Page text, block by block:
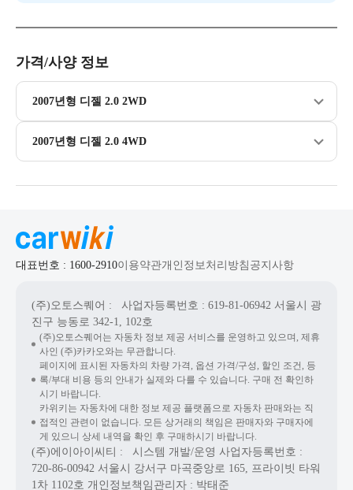
가격/사양 정보
2007년형 디젤 2.0 2WD
2007년형 디젤 2.0 4WD
대표번호 : 1600-2910이용약관개인정보처리방침 공지사항
(주)오토스퀘어 : 사업자등록번호 : 619-81-06942 서울시 광
진구 능동로 342-1, 102호
(주)오토스퀘어는 자동차 정보 제공 서비스를 운영하고 있으며, 제휴
사인 (주)카카오와는 무관합니다.
페이지에 표시된 자동차의 차량 가격, 옵션 가격/구성, 할인 조건, 등
록/부대 비용 등의 안내가 실제와 다를 수 있습니다. 구매 전 확인하
시기 바랍니다.
카위키는 자동차에 대한 정보 제공 플랫폼으로 자동차 판매와는 직
접적인 관련이 없습니다. 모든 상거래의 책임은 판매자와 구매자에
게 있으니 상세 내역을 확인 후 구매하시기 바랍니다.
(주)에이아이씨티 : 시스템 개발/운영 사업자등록번호 :
720-86-00942 서울시 강서구 마곡중앙로 165, 프라이빗 타워
1차 1102호 개인정보책임관리자 : 박태준